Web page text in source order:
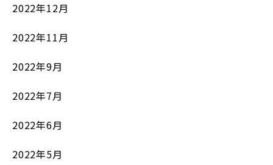
2022年12月
2022年11月
2022年9月
2022年7月
2022年6月
2022年5月